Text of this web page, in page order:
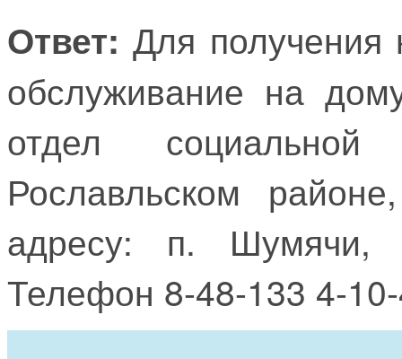
Ответ:Для получения
обслуживание на
отдел
Рославльском
адресу: п.
Телефон 8-48-133 4-